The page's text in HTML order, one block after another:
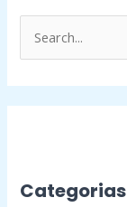
e
s
s
Categorias